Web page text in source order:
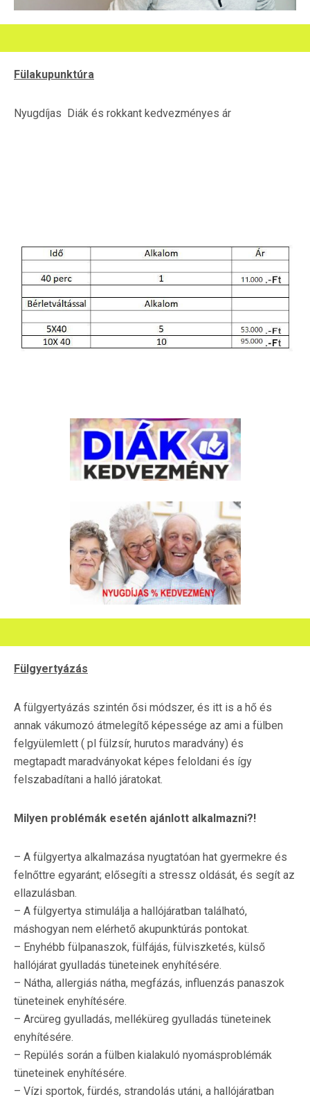
Fülakupunktúra
Nyugdíjas Diák és rokkant kedvezményes ár
Fülgyertyázás
A fülgyertyázás szintén ősi módszer, és itt is a hő és
annak vákumozó átmelegítő képessége az ami a fülben
felgyülemlett ( pl fülzsír, hurutos maradvány) és
megtapadt maradványokat képes feloldani és így
felszabadítani a halló járatokat.
Milyen problémák esetén ajánlott alkalmazni?!
– A fülgyertya alkalmazása nyugtatóan hat gyermekre és
felnőttre egyaránt; elősegíti a stressz oldását, és segít az
ellazulásban.
– A fülgyertya stimulálja a hallójáratban található,
máshogyan nem elérhető akupunktúrás pontokat.
– Enyhébb fülpanaszok, fülfájás, fülviszketés, külső
hallójárat gyulladás tüneteinek enyhítésére.
– Nátha, allergiás nátha, megfázás, influenzás panaszok
tüneteinek enyhítésére.
– Arcüreg gyulladás, melléküreg gyulladás tüneteinek
enyhítésére.
– Repülés során a fülben kialakuló nyomásproblémák
tüneteinek enyhítésére.
– Vízi sportok, fürdés, strandolás utáni, a hallójáratban